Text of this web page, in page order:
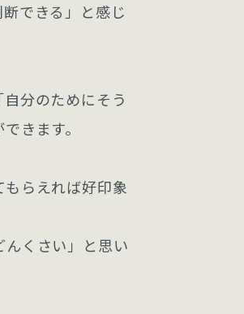
できる」と感じ
分のためにそう
きます。
らえれば好印象
くさい」と思い